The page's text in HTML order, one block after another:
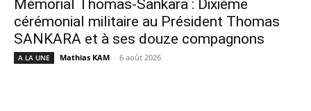
Mémorial Thomas-Sankara : Dixième
cérémonial militaire au Président Thomas
SANKARA et à ses douze compagnons
A LA UNE Mathias KAM - 6 août 2026